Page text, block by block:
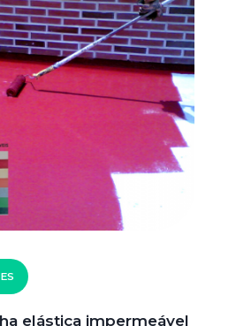
elástica impermeável